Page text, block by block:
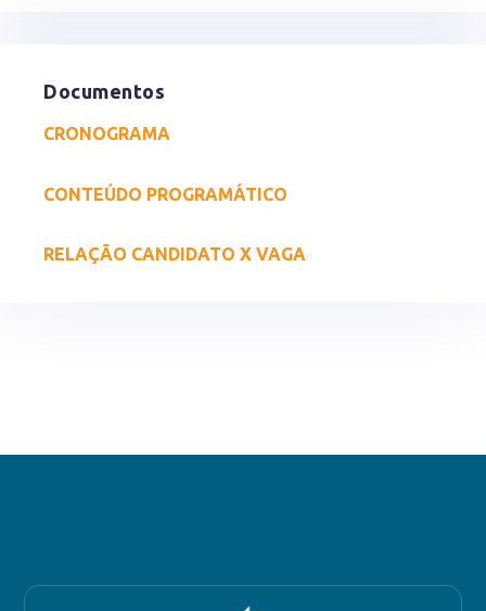
Documentos
CRONOGRAMA
CONTEÚDO PROGRAMÁTICO
RELAÇÃO CANDIDATO X VAGA